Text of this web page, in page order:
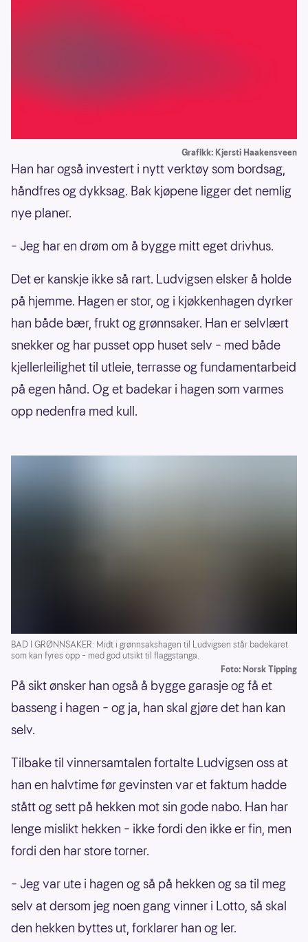
Grafikk: Kjersti Haakensveen
Han har også investert i nytt verktøy som bordsag,
håndfres og dykksag. Bak kjøpene ligger det nemlig
nye planer.
– Jeg har en drøm om å bygge mitt eget drivhus.
Det er kanskje ikke så rart. Ludvigsen elsker å holde
på hjemme. Hagen er stor, og i kjøkkenhagen dyrker
han både bær, frukt og grønnsaker. Han er selvlært
snekker og har pusset opp huset selv – med både
kjellerleilighet til utleie, terrasse og fundamentarbeid
på egen hånd. Og et badekar i hagen som varmes
opp nedenfra med kull.
BAD I GRØNNSAKER: Midt i grønnsakshagen til Ludvigsen står badekaret
som kan fyres opp – med god utsikt til flaggstanga.
Foto: Norsk Tipping
På sikt ønsker han også å bygge garasje og få et
basseng i hagen – og ja, han skal gjøre det han kan
selv.
Tilbake til vinnersamtalen fortalte Ludvigsen oss at
han en halvtime før gevinsten var et faktum hadde
stått og sett på hekken mot sin gode nabo. Han har
lenge mislikt hekken – ikke fordi den ikke er fin, men
fordi den har store torner.
– Jeg var ute i hagen og så på hekken og sa til meg
selv at dersom jeg noen gang vinner i Lotto, så skal
den hekken byttes ut, forklarer han og ler.